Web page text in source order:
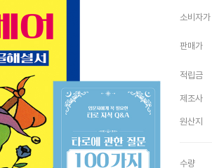
소비자가
판매가
적립금
제조사
원산지
수량